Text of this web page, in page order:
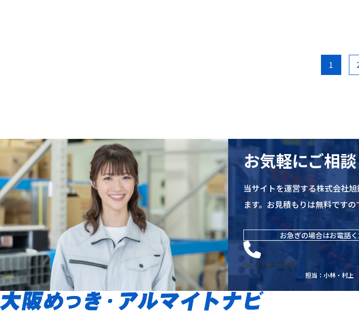
1
お気軽にご相
当サイトを運営する株式会社
ます。お見積もりは無料です
お急ぎの場合はお電話
06-6709-1846
担当：小林・村上